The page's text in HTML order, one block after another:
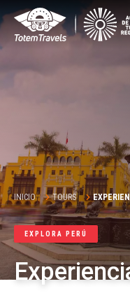
INICIO TOURS
EXPLORA PERÚ